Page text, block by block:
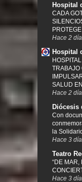
Hospital
CADA
Hace 2
Hospital
TRABAJO
SALUD
Hace 2
Diócesis
Con
la
Hace 3
Teatro
“DE MAR,
Hace 3